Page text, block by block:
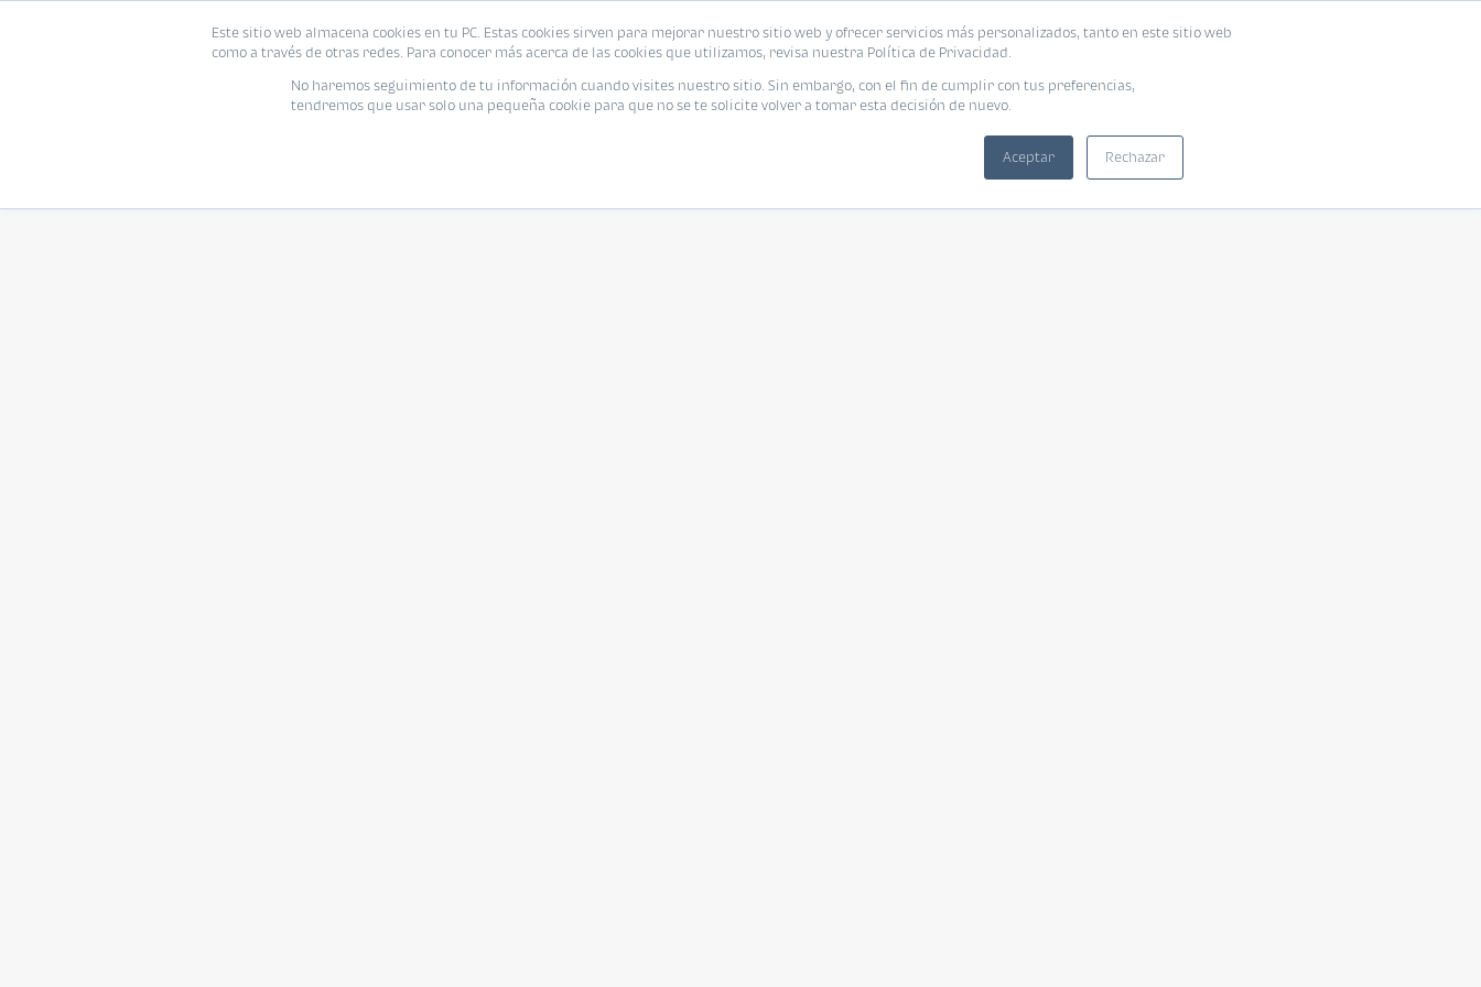
Este sitio web almacena cookies en tu PC. Estas cookies sirven para mejorar nuestro sitio web y ofrecer servicios más personalizados, tanto en este sitio web
como a través de otras redes. Para conocer más acerca de las cookies que utilizamos, revisa nuestra Política de Privacidad.
No haremos seguimiento de tu información cuando visites nuestro sitio. Sin embargo, con el fin de cumplir con tus preferencias,
tendremos que usar solo una pequeña cookie para que no se te solicite volver a tomar esta decisión de nuevo.
Aceptar Rechazar